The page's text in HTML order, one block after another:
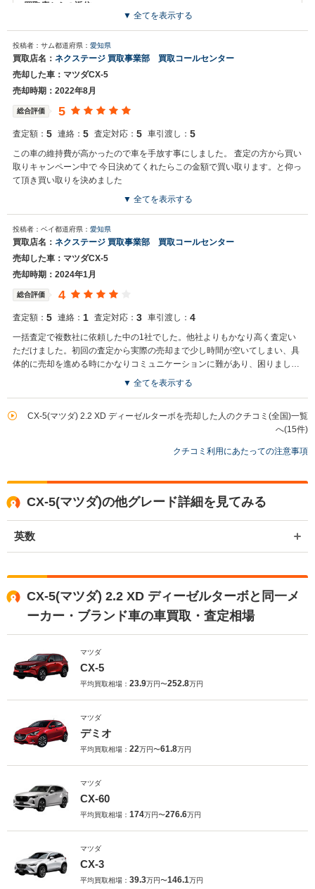
買取店からの返信
お世話になっております。株式会社ネクステージでございます。この
た。今後もご満足いただけるよう精進してまいります。スタッフ一
同、またのご利用お待ちしております。
▼ 全てを表示する
投稿者：サム都道府県： 愛知県
買取店名： ネクステージ 買取事業部 買取コールセンター
売却した車：マツダCX-5
売却時期：2022年8月
総合評価 5
査定額： 5 連絡： 5 査定対応： 5 車引渡し： 5
この車の維持費が高かったので車を手放す事にしました。 査定の方から買い
取りキャンペーン中で 今日決めてくれたらこの金額で買い取ります。と仰っ
て頂き買い取りを決めました
買取店からの返信
お世話になっております。 株式会社ネクステージでございます。 この
度はネクステージをご利用いただきまして誠にありがとうございまし
た。 弊社ではCX-5のようなSUVの専門店を展開している関係もあり、
大変得意な車種となっております。SUVの他にもミニバンや輸入車、
したら是非お力添えできれば幸いでございます。 今後とも宜しくお願
い申し上げます。
▼ 全てを表示する
投稿者：ベイ都道府県： 愛知県
買取店名： ネクステージ 買取事業部 買取コールセンター
売却した車：マツダCX-5
売却時期：2024年1月
総合評価 4
査定額： 5 連絡： 1 査定対応： 3 車引渡し： 4
一括査定で複数社に依頼した中の1社でした。他社よりもかなり高く査定い
ただけました。初回の査定から実際の売却まで少し時間が空いてしまい、具
体的に売却を進める時にかなりコミュニケーションに難があり、困りまし
買取店からの返信
お世話になっております。株式会社ネクステージでございます。 この
度は、誠に申し訳ございませんでした。 お客様から頂きました、貴重
ましたら是非ネクステージをご利用いただけますと幸いでございま
▼ 全てを表示する
CX-5(マツダ) 2.2 XD ディーゼルターボを売却した人のクチコミ(全国)一覧
へ(15件)
クチコミ利用にあたっての注意事項
CX-5(マツダ)の他グレード詳細を見てみる
英数
CX-5(マツダ) 2.2 XD ディーゼルターボと同一メ
ーカー・ブランド車の車買取・査定相場
マツダ
CX-5
平均買取相場： 23.9万円〜252.8万円
マツダ
デミオ
平均買取相場： 22万円〜61.8万円
マツダ
CX-60
平均買取相場： 174万円〜276.6万円
マツダ
CX-3
平均買取相場： 39.3万円〜146.1万円